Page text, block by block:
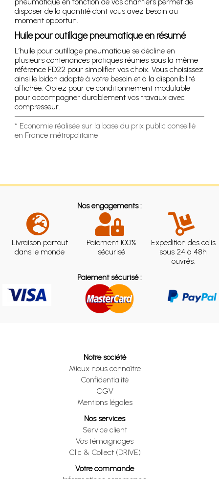
disposer de la quantité dont vous avez besoin au
moment opportun.
Huile pour outillage pneumatique en résumé
L’huile pour outillage pneumatique se décline en
plusieurs contenances pratiques réunies sous la même
référence FD22 pour simplifier vos choix. Vous choisissez
ainsi le bidon adapté à votre besoin et à la disponibilité
affichée. Optez pour ce conditionnement modulable
pour accompagner durablement vos travaux avec
compresseur.
* Economie réalisée sur la base du prix public conseillé
en France métropolitaine
Nos engagements :
Livraison partout
dans le monde
Paiement 100%
sécurisé
Expédition des colis
sous 24 à 48h
ouvrés.
Paiement sécurisé :
Notre société
Mieux nous connaître
Confidentialité
CGV
Mentions légales
Nos services
Service client
Vos témoignages
Clic & Collect (DRIVE)
Votre commande